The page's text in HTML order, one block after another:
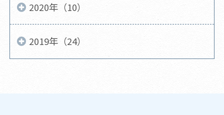
2020年（10）
2019年（24）